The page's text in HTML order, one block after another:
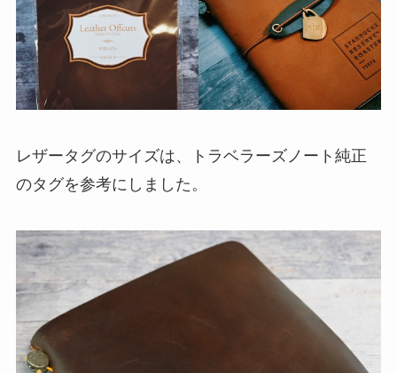
レザータグのサイズは、トラベラーズノート純正
のタグを参考にしました。